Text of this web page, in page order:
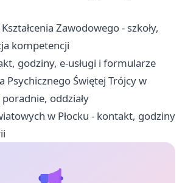
Zawodowego - szkoły,
kompetencji
godziny, e-usługi i formularze
Psychicznego Świętej Trójcy w
oddziały
w Płocku - kontakt, godziny